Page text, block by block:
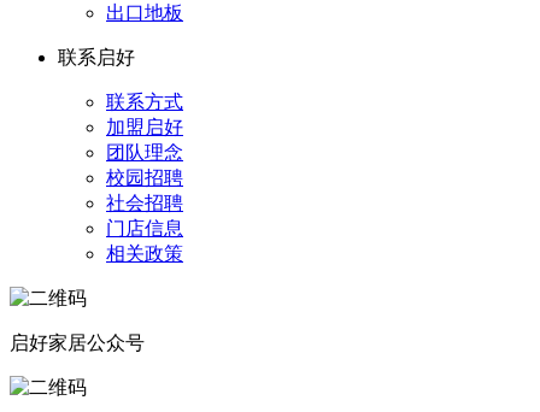
出口地板
联系启好
联系方式
加盟启好
团队理念
校园招聘
社会招聘
门店信息
相关政策
启好家居公众号